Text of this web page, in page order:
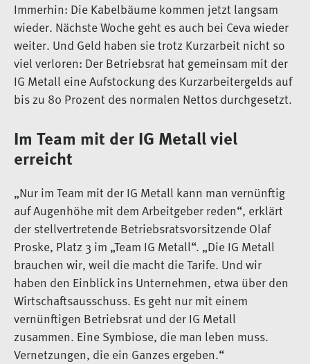
Immerhin: Die Kabelbäume kommen jetzt langsam
wieder. Nächste Woche geht es auch bei Ceva wieder
weiter. Und Geld haben sie trotz Kurzarbeit nicht so
viel verloren: Der Betriebsrat hat gemeinsam mit der
IG Metall eine Aufstockung des Kurzarbeitergelds auf
bis zu 80 Prozent des normalen Nettos durchgesetzt.
Im Team mit der IG Metall viel
erreicht
„Nur im Team mit der IG Metall kann man vernünftig
auf Augenhöhe mit dem Arbeitgeber reden“, erklärt
der stellvertretende Betriebsratsvorsitzende Olaf
Proske, Platz 3 im „Team IG Metall“. „Die IG Metall
brauchen wir, weil die macht die Tarife. Und wir
haben den Einblick ins Unternehmen, etwa über den
Wirtschaftsausschuss. Es geht nur mit einem
vernünftigen Betriebsrat und der IG Metall
zusammen. Eine Symbiose, die man leben muss.
Vernetzungen, die ein Ganzes ergeben.“